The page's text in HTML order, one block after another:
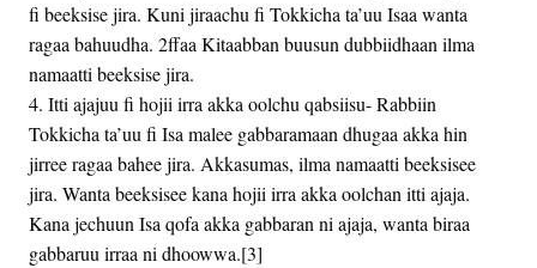
fi beeksise jira. Kuni jiraachu fi Tokkicha ta’uu Isaa wanta
ragaa bahuudha. 2ffaa Kitaabban buusun dubbiidhaan ilma
namaatti beeksise jira.
4. Itti ajajuu fi hojii irra akka oolchu qabsiisu- Rabbiin
Tokkicha ta’uu fi Isa malee gabbaramaan dhugaa akka hin
jirree ragaa bahee jira. Akkasumas, ilma namaatti beeksisee
jira. Wanta beeksisee kana hojii irra akka oolchan itti ajaja.
Kana jechuun Isa qofa akka gabbaran ni ajaja, wanta biraa
gabbaruu irraa ni dhoowwa.[3]